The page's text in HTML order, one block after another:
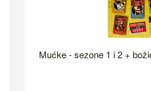
Mućke - sezone 1 i 2 +